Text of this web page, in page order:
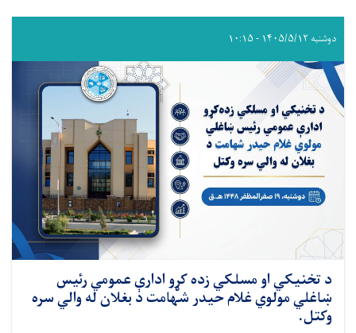
دوشنبه ۱۴۰۵/۵/۱۲ - ۱۰:۱۵
د تخنيکي او مسلکي زده کړو ادارې عمومي رئیس
ښاغلي مولوي غلام حیدر شهامت د بغلان له والي سره
وکتل.